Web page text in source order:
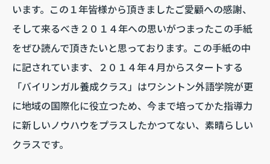
います。この１年皆様から頂きましたご愛顧への感謝、
そして来るべき２０１４年への思いがつまったこの手紙
をぜひ読んで頂きたいと思っております。この手紙の中
に記されています、２０１４年４月からスタートする
「バイリンガル養成クラス」はワシントン外語学院が更
に地域の国際化に役立つため、今まで培ってかた指導力
に新しいノウハウをプラスしたかつてない、素晴らしい
クラスです。